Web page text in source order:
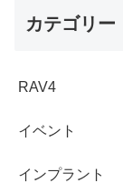
カテゴリー
RAV4
イベント
インプラント